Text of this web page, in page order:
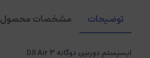
توضیحات مشخصات محصول
ایسیستم دوربین دوگانه DJI Air 3